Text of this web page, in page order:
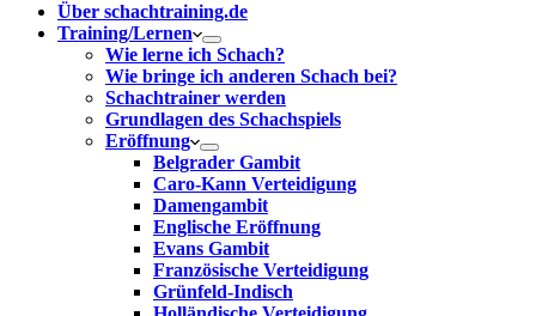
Über schachtraining.de
Training/Lernen
Wie lerne ich Schach?
Wie bringe ich anderen Schach bei?
Schachtrainer werden
Grundlagen des Schachspiels
Eröffnung
Belgrader Gambit
Caro-Kann Verteidigung
Damengambit
Englische Eröffnung
Evans Gambit
Französische Verteidigung
Grünfeld-Indisch